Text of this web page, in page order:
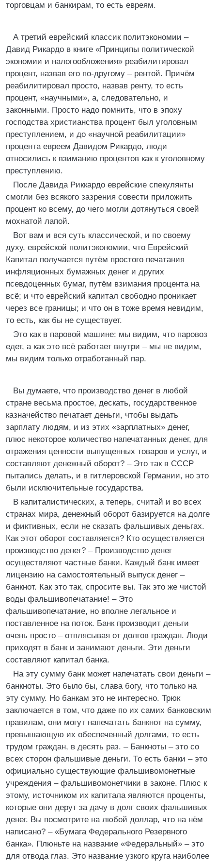
торговцам и банкирам, то есть евреям.
А третий еврейский классик политэкономии –
Давид Рикардо в книге «Принципы политической
экономии и налогообложения» реабилитировал
процент, назвав его по-другому – рентой. Причём
реабилитировал просто, назвав ренту, то есть
процент, «научными», а, следовательно, и
законными. Просто надо помнить, что в эпоху
господства христианства процент был уголовным
преступлением, и до «научной реабилитации»
процента евреем Давидом Рикардо, люди
относились к взиманию процентов как к уголовному
преступлению.
После Давида Риккардо еврейские спекулянты
смогли без всякого зазрения совести приложить
процент ко всему, до чего могли дотянуться своей
мохнатой лапой.
Вот вам и вся суть классической, и по своему
духу, еврейской политэкономии, что Еврейский
Капитал получается путём простого печатания
инфляционных бумажных денег и других
псевдоценных бумаг, путём взимания процента на
всё; и что еврейский капитал свободно проникает
через все границы; и что он в тоже время невидим,
то есть, как бы не существует.
Это как в паровой машине: мы видим, что паровоз
едет, а как это всё работает внутри – мы не видим,
мы видим только отработанный пар.
Вы думаете, что производство денег в любой
стране весьма простое, дескать, государственное
казначейство печатает деньги, чтобы выдать
зарплату людям, и из этих «зарплатных» денег,
плюс некоторое количество напечатанных денег, для
отражения ценности выпущенных товаров и услуг, и
составляют денежный оборот? – Это так в СССР
пытались делать, и в гитлеровской Германии, но это
были исключительные государства.
В капиталистических, а теперь, считай и во всех
странах мира, денежный оборот базируется на долге
и фиктивных, если не сказать фальшивых деньгах.
Как этот оборот составляется? Кто осуществляется
производство денег? – Производство денег
осуществляют частные банки. Каждый банк имеет
лицензию на самостоятельный выпуск денег –
банкнот. Как это так, спросите вы. Так это же чистой
воды фальшивопечатание! – Это
фальшивопечатание, но вполне легальное и
поставленное на поток. Банк производит деньги
очень просто – отплясывая от долгов граждан. Люди
приходят в банк и занимают деньги. Эти деньги
составляют капитал банка.
На эту сумму банк может напечатать свои деньги –
банкноты. Это было бы, слава богу, что только на
эту сумму. Но банкам это не интересно. Трюк
заключается в том, что даже по их самих банковским
правилам, они могут напечатать банкнот на сумму,
превышающую их обеспеченный долгами, то есть
трудом граждан, в десять раз. – Банкноты – это со
всех сторон фальшивые деньги. То есть банки – это
официально существующие фальшивомонетные
учреждения – фальшивомонетчики в законе. Плюс к
этому, источником их капитала являются проценты,
которые они дерут за дачу в долг своих фальшивых
денег. Вы посмотрите на любой доллар, что на нём
написано? – «Бумага Федерального Резервного
банка». Плюньте на название «Федеральный» – это
для отвода глаз. Это название узкого круга наиболее